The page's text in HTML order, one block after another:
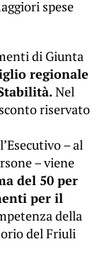
spese
di Giunta
regionale
Nel
riservato
– al
– viene
del 50 per
per il
della
del Friuli